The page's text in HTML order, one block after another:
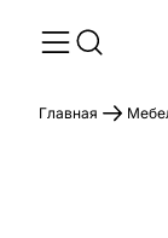
Главная